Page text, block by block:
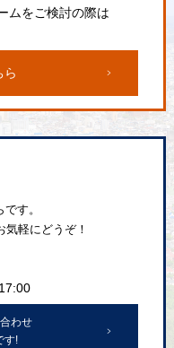
ムをご検討の際は
ら
す。
軽にどうぞ！
わせ
す!